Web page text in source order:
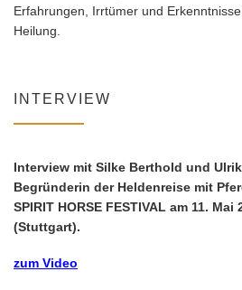
Erfahrungen, Irrtümer und
Heilung.
INTERVIEW
Interview mit Silke Berthold und
Begründerin der Heldenreise mit
SPIRIT HORSE FESTIVAL am 11.
(Stuttgart).
zum Video